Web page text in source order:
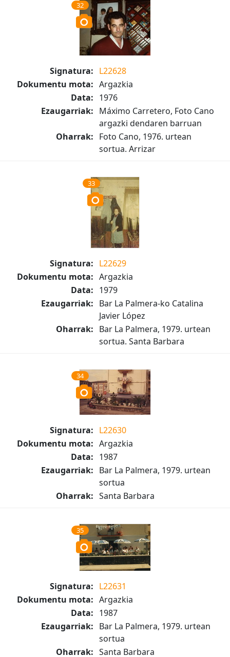
32
Signatura: L22628
Dokumentu mota: Argazkia
Data: 1976
Ezaugarriak: Máximo Carretero, Foto Cano
argazki dendaren barruan
Oharrak: Foto Cano, 1976. urtean
sortua. Arrizar
33
Signatura: L22629
Dokumentu mota: Argazkia
Data: 1979
Ezaugarriak: Bar La Palmera-ko Catalina
Javier López
Oharrak: Bar La Palmera, 1979. urtean
sortua. Santa Barbara
34
Signatura: L22630
Dokumentu mota: Argazkia
Data: 1987
Ezaugarriak: Bar La Palmera, 1979. urtean
sortua
Oharrak: Santa Barbara
35
Signatura: L22631
Dokumentu mota: Argazkia
Data: 1987
Ezaugarriak: Bar La Palmera, 1979. urtean
sortua
Oharrak: Santa Barbara